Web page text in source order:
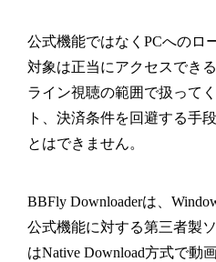
公式機能ではなくPCへのロ
対象は正当にアクセスでき
ライン視聴の範囲で扱って
ト、決済条件を回避する手
とはできません。
BBFly Downloaderは、
公式機能に対する第三者製
はNative Download方式で動